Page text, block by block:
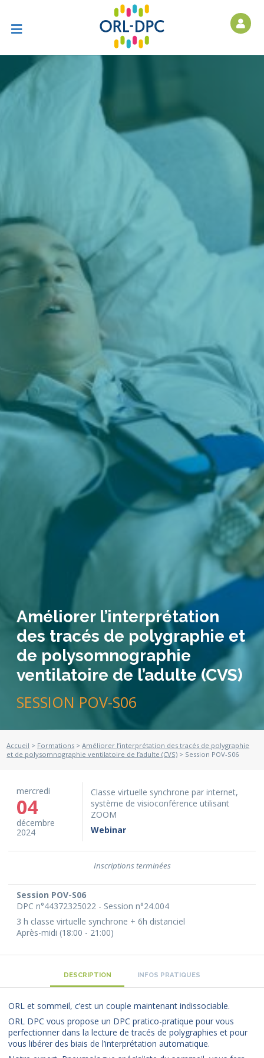
Améliorer l’interprétation
des tracés de polygraphie et
de polysomnographie
ventilatoire de l’adulte (CVS)
SESSION POV-S06
Accueil > Formations >Améliorer l’interprétation des tracés de polygraphie
et de polysomnographie ventilatoire de l’adulte (CVS) > Session POV-S06
mercredi
04
décembre
2024
Classe virtuelle synchrone par internet,
système de visioconférence utilisant
ZOOM
Webinar
Session POV-S06
DPC n°44372325022 - Session n°24.004
3 h classe virtuelle synchrone + 6h distanciel
Après-midi (18:00 - 21:00)
Inscriptions terminées
DESCRIPTION INFOS PRATIQUES
ORL et sommeil, c’est un couple maintenant indissociable.
ORL DPC vous propose un DPC pratico-pratique pour vous
perfectionner dans la lecture de tracés de polygraphies et pour
vous libérer des biais de l’interprétation automatique.